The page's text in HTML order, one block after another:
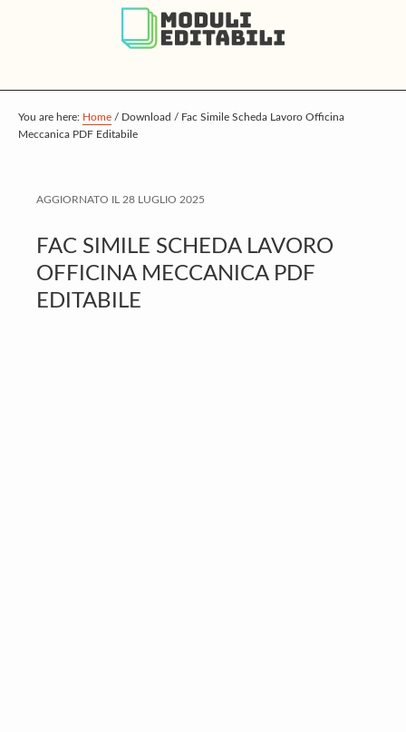
p
t
a
n
c
o
p
t
r
m
a
r
p
t
o
t
e
r
You are here: Home / Download / Fac Simile Scheda Lavoro Officina
Meccanica PDF Editabile
AGGIORNATO IL 28 LUGLIO 2025
FAC SIMILE SCHEDA LAVORO
OFFICINA MECCANICA PDF
EDITABILE